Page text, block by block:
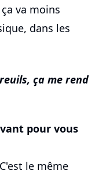
va moins
dans les
ça me rend
pour vous
le même